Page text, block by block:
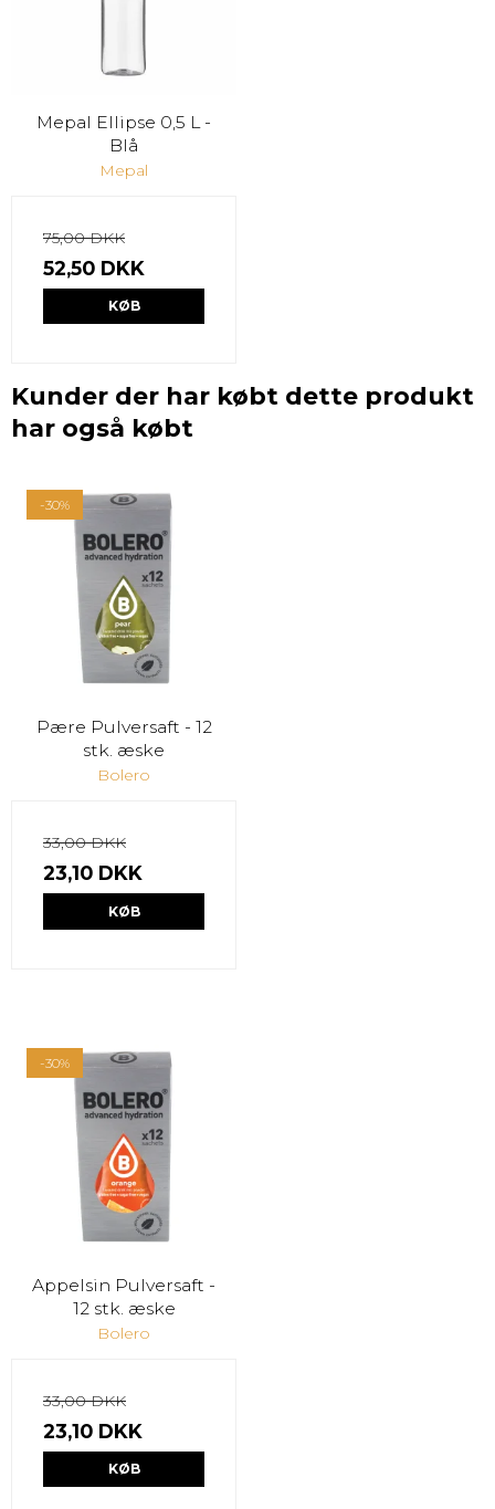
Mepal Ellipse 0,5 L -
Blå
Mepal
75,00 DKK
52,50 DKK
KØB
Kunder der har købt dette produkt
har også købt
-30%
Pære Pulversaft - 12
stk. æske
Bolero
33,00 DKK
23,10 DKK
KØB
-30%
Appelsin Pulversaft -
12 stk. æske
Bolero
33,00 DKK
23,10 DKK
KØB